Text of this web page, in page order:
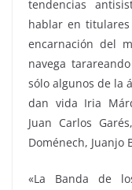
tendencias
hablar en
encarnación del
navega
sólo algunos de la
dan vida Iria
Juan Carlos
Doménech, Juanjo
«La Banda de